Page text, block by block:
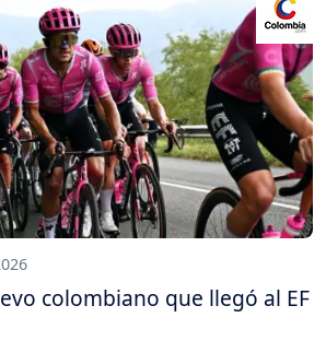
colombiano que llegó al EF